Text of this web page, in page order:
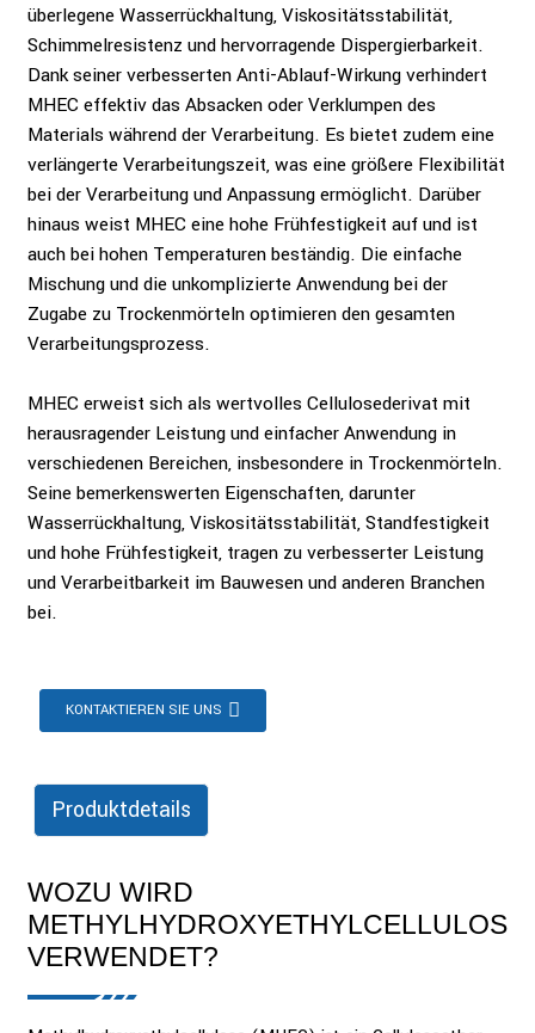
überlegene Wasserrückhaltung, Viskositätsstabilität,
Schimmelresistenz und hervorragende Dispergierbarkeit.
Dank seiner verbesserten Anti-Ablauf-Wirkung verhindert
MHEC effektiv das Absacken oder Verklumpen des
Materials während der Verarbeitung. Es bietet zudem eine
verlängerte Verarbeitungszeit, was eine größere Flexibilität
bei der Verarbeitung und Anpassung ermöglicht. Darüber
hinaus weist MHEC eine hohe Frühfestigkeit auf und ist
auch bei hohen Temperaturen beständig. Die einfache
Mischung und die unkomplizierte Anwendung bei der
Zugabe zu Trockenmörteln optimieren den gesamten
Verarbeitungsprozess.
MHEC erweist sich als wertvolles Cellulosederivat mit
herausragender Leistung und einfacher Anwendung in
verschiedenen Bereichen, insbesondere in Trockenmörteln.
Seine bemerkenswerten Eigenschaften, darunter
Wasserrückhaltung, Viskositätsstabilität, Standfestigkeit
und hohe Frühfestigkeit, tragen zu verbesserter Leistung
und Verarbeitbarkeit im Bauwesen und anderen Branchen
bei.
KONTAKTIEREN SIE UNS
Produktdetails
WOZU WIRD
METHYLHYDROXYETHYLCELLULOSE
VERWENDET?